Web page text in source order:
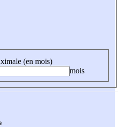
(en mois)
mois